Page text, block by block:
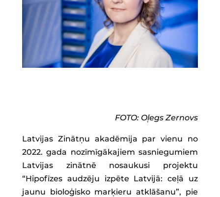
FOTO: Oļegs Zernovs
Latvijas Zinātņu akadēmija par vienu no
2022. gada nozīmīgākajiem sasniegumiem
Latvijas zinātnē nosaukusi projektu
“Hipofīzes audzēju izpēte Latvijā: ceļā uz
jaunu bioloģisko marķieru atklāšanu”, pie